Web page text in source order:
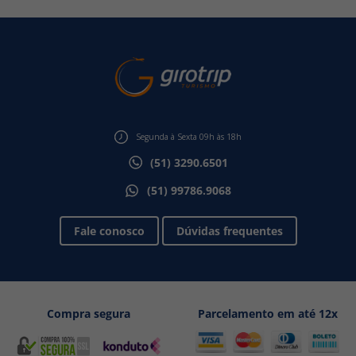
Segunda à Sexta 09h às 18h
(51) 3290.6501
(51) 99786.9068
Fale conosco Dúvidas frequentes
Compra segura Parcelamento em até 12x